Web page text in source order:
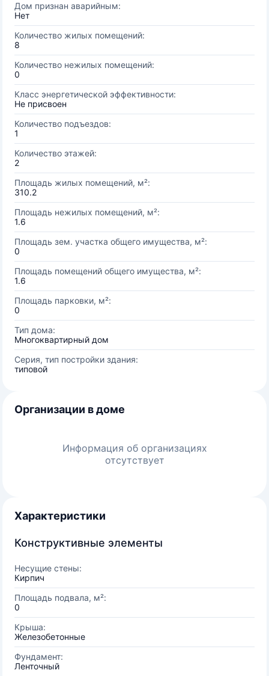
Дом признан аварийным:
Нет
Количество жилых помещений:
8
Количество нежилых помещений:
0
Класс энергетической эффективности:
Не присвоен
Количество подъездов:
1
Количество этажей:
2
Площадь жилых помещений, м²:
310.2
Площадь нежилых помещений, м²:
1.6
Площадь зем. участка общего имущества, м²:
0
Площадь помещений общего имущества, м²:
1.6
Площадь парковки, м²:
0
Тип дома:
Многоквартирный дом
Серия, тип постройки здания:
типовой
Организации в доме
Информация об организациях
отсутствует
Характеристики
Конструктивные элементы
Несущие стены:
Кирпич
Площадь подвала, м²:
0
Крыша:
Железобетонные
Фундамент:
Ленточный